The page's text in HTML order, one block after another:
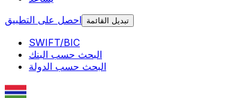
احصل على التطبيق
تبديل القائمة
SWIFT/BIC
البحث حسب البنك
البحث حسب الدولة